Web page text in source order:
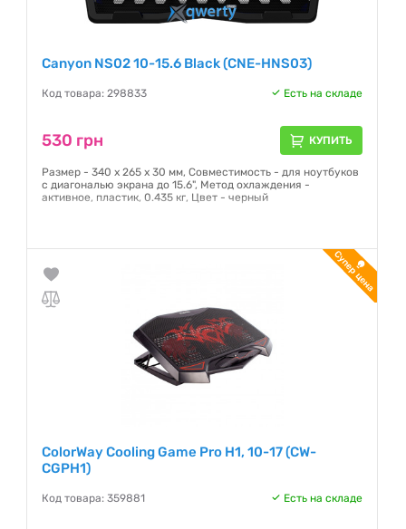
Canyon NS02 10-15.6 Black (CNE-HNS03)
Код товара: 298833 Есть на складе
530 грн КУПИТЬ
Размер - 340 х 265 х 30 мм, Совместимость - для ноутбуков
с диагональю экрана до 15.6", Метод охлаждения -
активное, пластик, 0.435 кг, Цвет - черный
ColorWay Cooling Game Pro H1, 10-17 (CW-
CGPH1)
Код товара: 359881 Есть на складе